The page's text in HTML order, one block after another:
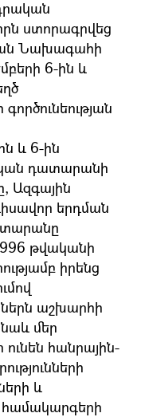
ստորագրվեց
Նախագահի
6-ին և
և 6-ին
դատարանի
Ազգային
երդման
թվականի
իրենց
աշխարհի
մեր
ունեն հանրային-
և
համակարգերի